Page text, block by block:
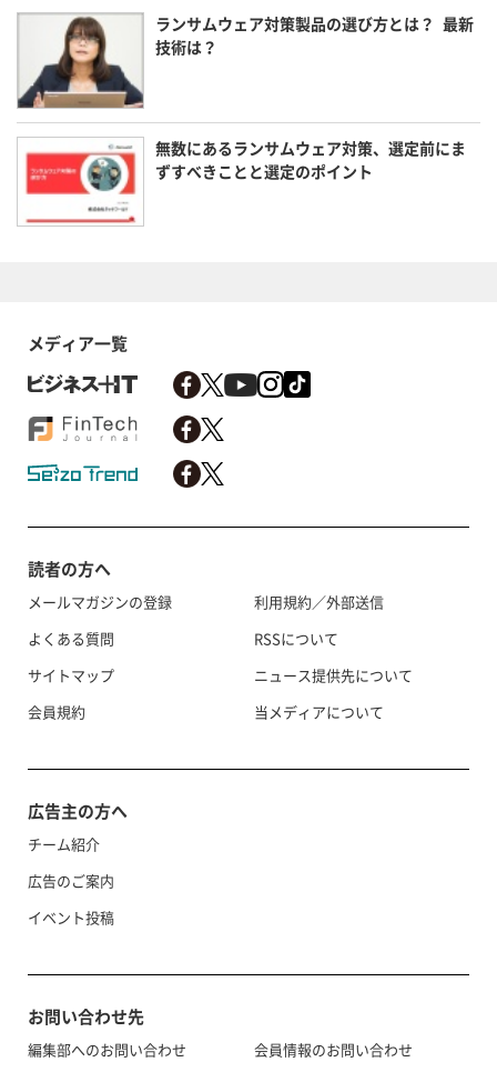
ランサムウェア対策製品の選び方とは？ 最新
技術は？
無数にあるランサムウェア対策、選定前にま
ずすべきことと選定のポイント
メディア一覧
読者の方へ
メールマガジンの登録
よくある質問
サイトマップ
会員規約
利用規約／外部送信
RSSについて
ニュース提供先について
当メディアについて
広告主の方へ
チーム紹介
広告のご案内
イベント投稿
お問い合わせ先
編集部へのお問い合わせ 会員情報のお問い合わせ